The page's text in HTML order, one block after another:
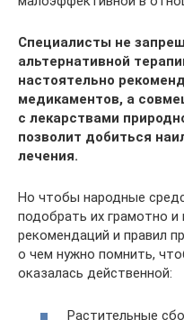
Специалисты не
альтернативной
настоятельно
медикаментов, а
с лекарствами
позволит добиться
лечения.
Но чтобы народные
подобрать их грамотно
рекомендаций и правил
о чем нужно помнить,
оказалась действенной:
Растительные